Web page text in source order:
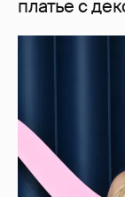
Сиенна
ребёнка и